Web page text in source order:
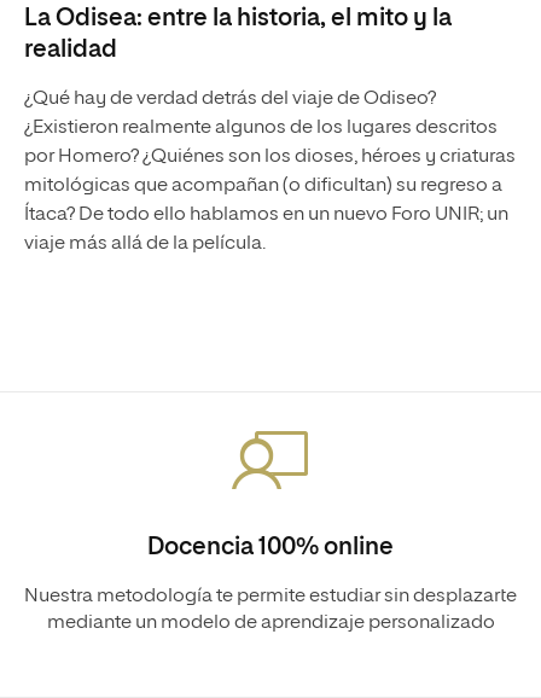
La Odisea: entre la historia, el mito y la
realidad
¿Qué hay de verdad detrás del viaje de Odiseo?
¿Existieron realmente algunos de los lugares descritos
por Homero? ¿Quiénes son los dioses, héroes y criaturas
mitológicas que acompañan (o dificultan) su regreso a
Ítaca? De todo ello hablamos en un nuevo Foro UNIR; un
viaje más allá de la película.
Docencia 100% online
Nuestra metodología te permite estudiar sin desplazarte
mediante un modelo de aprendizaje personalizado